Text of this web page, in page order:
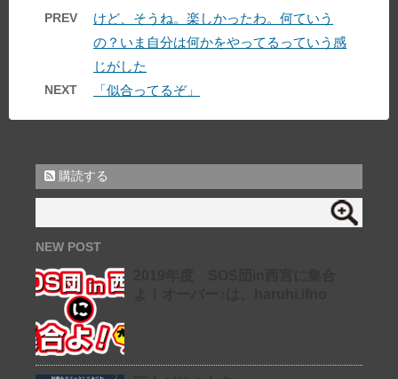
PREV
けど、そうね。楽しかったわ。何ていう
の？いま自分は何かをやってるっていう感
じがした
NEXT 「似合ってるぞ」
購読する
NEW POST